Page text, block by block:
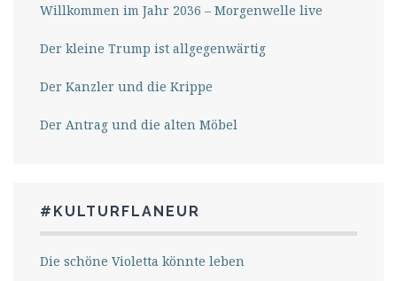
Willkommen im Jahr 2036 – Morgenwelle live
Der kleine Trump ist allgegenwärtig
Der Kanzler und die Krippe
Der Antrag und die alten Möbel
#KULTURFLANEUR
Die schöne Violetta könnte leben